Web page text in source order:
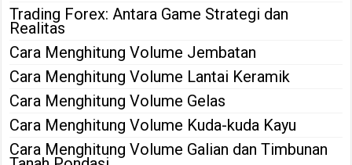
Trading Forex: Antara Game Strategi dan
Realitas
Cara Menghitung Volume Jembatan
Cara Menghitung Volume Lantai Keramik
Cara Menghitung Volume Gelas
Cara Menghitung Volume Kuda-kuda Kayu
Cara Menghitung Volume Galian dan Timbunan